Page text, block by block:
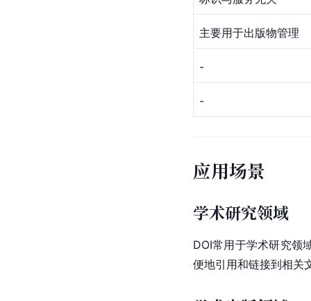
主要用于出版物管理
-
-
应用场景
学术研究领域
DOI常用于学术研究领
便地引用和链接到相关